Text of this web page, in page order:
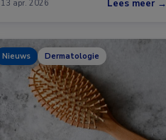
13 apr. 2026 Lees meer →
Nieuws Dermatologie